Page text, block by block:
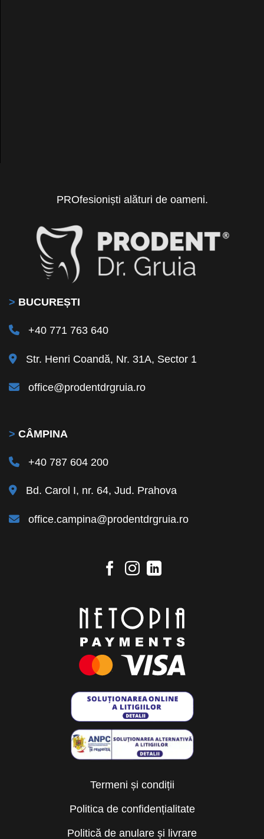
PROfesioniști alături de oameni.
> BUCUREȘTI
+40 771 763 640
Str. Henri Coandă, Nr. 31A, Sector 1
office@prodentdrgruia.ro
> CÂMPINA
+40 787 604 200
Bd. Carol I, nr. 64, Jud. Prahova
office.campina@prodentdrgruia.ro
Termeni și condiții
Politica de confidențialitate
Politică de anulare și livrare